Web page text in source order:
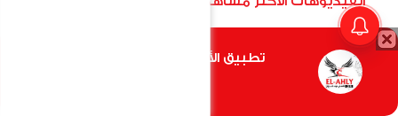
تطبيق الأهلي.كوم متاح الأن